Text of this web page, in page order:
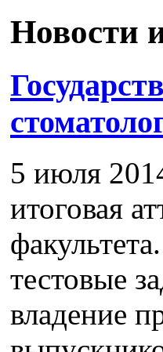
Новости
5 июля
итоговая
тестовые
владение